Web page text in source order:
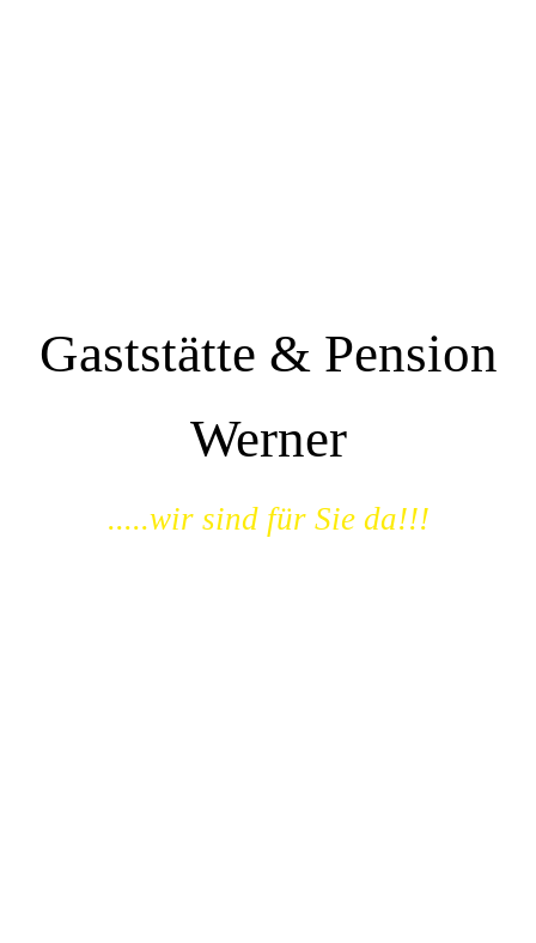
Gaststätte & Pension
Werner
.....wir sind für Sie da!!!